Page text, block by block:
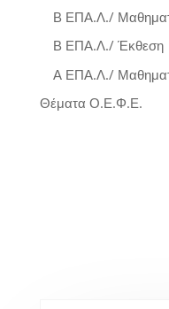
Β ΕΠΑ.Λ./
Β ΕΠΑ.Λ./ Έκθεση
Α ΕΠΑ.Λ./
Θέματα Ο.Ε.Φ.Ε.